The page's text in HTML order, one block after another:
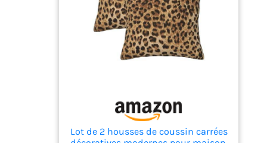
Lot de 2 housses de coussin carrées